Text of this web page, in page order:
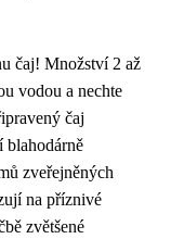
čaj! Množství 2 až
vodou a nechte
čaj
blahodárně
zveřejněných
na příznivé
zvětšené